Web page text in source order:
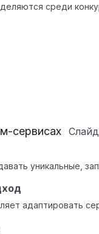
среди
сервисах Слайд
уникальные,
адаптировать